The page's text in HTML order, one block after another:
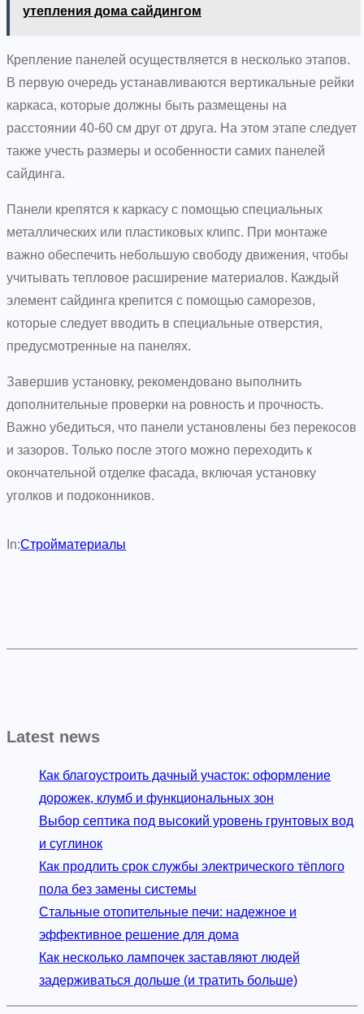
утепления дома сайдингом
Крепление панелей осуществляется в несколько этапов.
В первую очередь устанавливаются вертикальные рейки
каркаса, которые должны быть размещены на
расстоянии 40-60 см друг от друга. На этом этапе следует
также учесть размеры и особенности самих панелей
сайдинга.
Панели крепятся к каркасу с помощью специальных
металлических или пластиковых клипс. При монтаже
важно обеспечить небольшую свободу движения, чтобы
учитывать тепловое расширение материалов. Каждый
элемент сайдинга крепится с помощью саморезов,
которые следует вводить в специальные отверстия,
предусмотренные на панелях.
Завершив установку, рекомендовано выполнить
дополнительные проверки на ровность и прочность.
Важно убедиться, что панели установлены без перекосов
и зазоров. Только после этого можно переходить к
окончательной отделке фасада, включая установку
уголков и подоконников.
In:Стройматериалы
Latest news
Как благоустроить дачный участок: оформление
дорожек, клумб и функциональных зон
Выбор септика под высокий уровень грунтовых вод
и суглинок
Как продлить срок службы электрического тёплого
пола без замены системы
Стальные отопительные печи: надежное и
эффективное решение для дома
Как несколько лампочек заставляют людей
задерживаться дольше (и тратить больше)